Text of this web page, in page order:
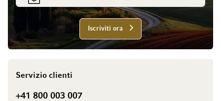
Iscriviti ora
Servizio clienti
+41 800 003 007